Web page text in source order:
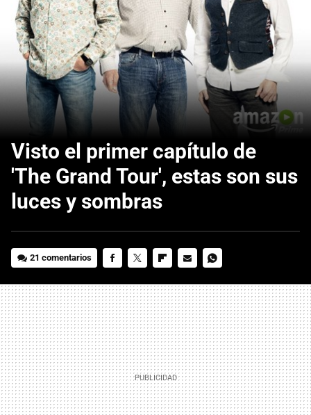
Visto el primer capítulo de
'The Grand Tour', estas son sus
luces y sombras
21 comentarios
MAIL